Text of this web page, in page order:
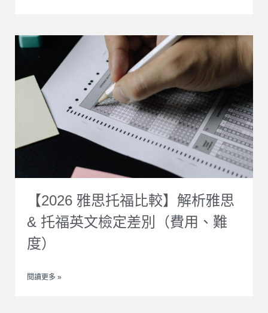
【2026 雅思托福比較】解析雅思
& 托福英文檢定差別（費用、難
度）
閱讀更多 »